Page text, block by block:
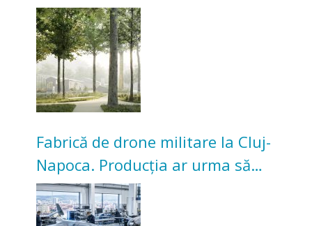
transformarea Grădinii Casei
Universitarilor
Fabrică de drone militare la Cluj-
Napoca. Producția ar urma să
înceapă în toamna acestui an